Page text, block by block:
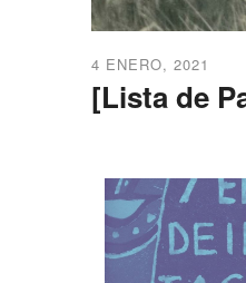
4 ENERO, 2021
[Lista de